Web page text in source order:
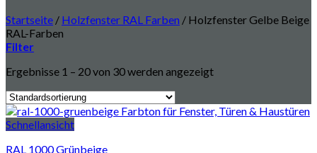
Startseite / Holzfenster RAL Farben / Holzfenster Gelbe Beige
RAL-Farben
Filter
Ergebnisse 1 – 20 von 30 werden angezeigt
Schnellansicht
RAL 1000 Grünbeige